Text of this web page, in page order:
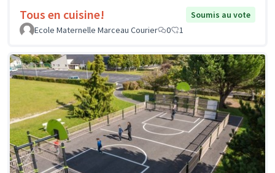
Tous en cuisine!
Soumis au vote
Ecole Maternelle Marceau Courier
0 1